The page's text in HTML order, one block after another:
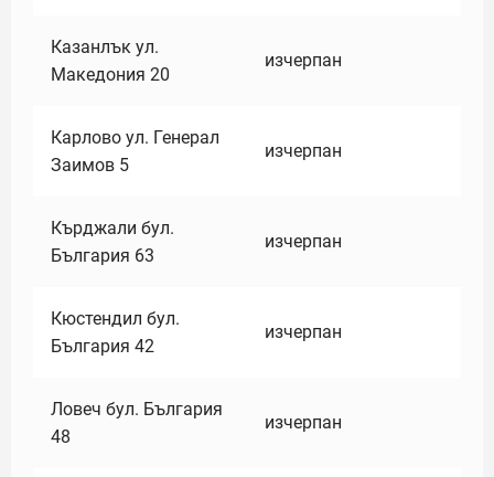
Казанлък ул.
Македония 20
изчерпан
Карлово ул. Генерал
Заимов 5
изчерпан
Кърджали бул.
България 63
изчерпан
Кюстендил бул.
България 42
изчерпан
Ловеч бул. България
48
изчерпан